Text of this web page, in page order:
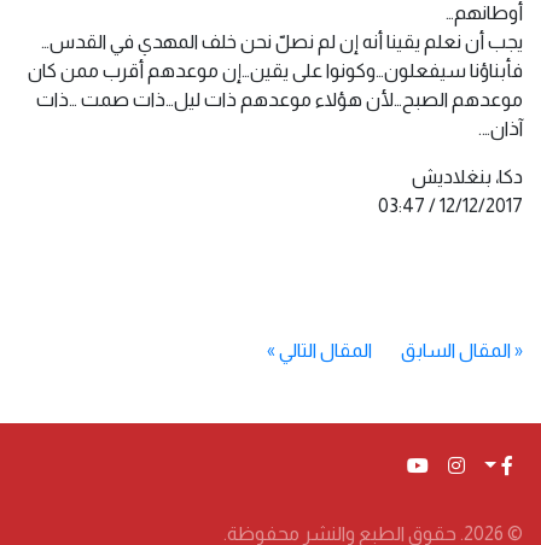
أوطانهم…
يجب أن نعلم يقينا أنه إن لم نصلّ نحن خلف المهدي في القدس…
فأبناؤنا سيفعلون…وكونوا على يقين…إن موعدهم أقرب ممن كان
موعدهم الصبح…لأن هؤلاء موعدهم ذات ليل…ذات صمت …ذات
آذان….
دكا، بنغلاديش
12/12/2017 / 03:47
«المقال السابق المقال التالي »
© 2026. حقوق الطبع والنشر محفوظة.